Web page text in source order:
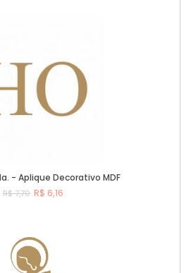
- Aplique Decorativo MDF
R$ 7,70 R$ 6,16